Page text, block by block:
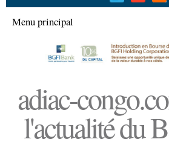
Menu principal
adiac-
l'actualité du